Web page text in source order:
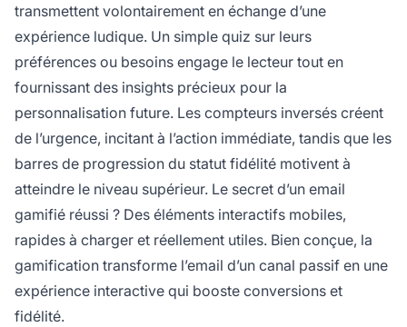
transmettent volontairement en échange d’une
expérience ludique. Un simple quiz sur leurs
préférences ou besoins engage le lecteur tout en
fournissant des insights précieux pour la
personnalisation future. Les compteurs inversés créent
de l’urgence, incitant à l’action immédiate, tandis que les
barres de progression du statut fidélité motivent à
atteindre le niveau supérieur. Le secret d’un email
gamifié réussi ? Des éléments interactifs mobiles,
rapides à charger et réellement utiles. Bien conçue, la
gamification transforme l’email d’un canal passif en une
expérience interactive qui booste conversions et
fidélité.